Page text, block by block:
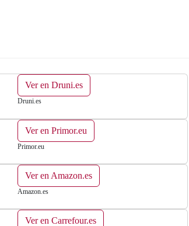
Ver en Druni.es
Druni.es
Ver en Primor.eu
Primor.eu
Ver en Amazon.es
Amazon.es
Ver en Carrefour.es